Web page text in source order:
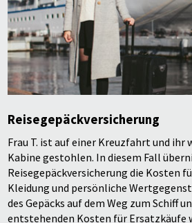
Reisegepäckversicherung
Frau T. ist auf einer Kreuzfahrt und ihr
Kabine gestohlen. In diesem Fall
Reisegepäckversicherung die Kosten
Kleidung und persönliche
des Gepäcks auf dem Weg zum Schiff
entstehenden Kosten für Ersatzkäufe